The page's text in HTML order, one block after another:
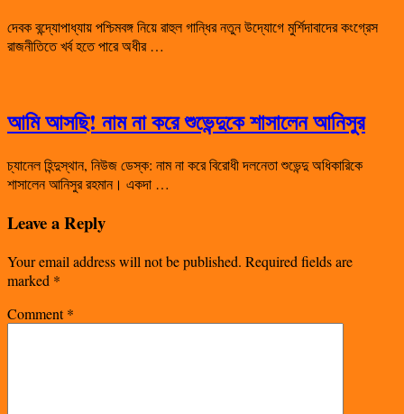
দেবক বন্দ্যোপাধ্যায় পশ্চিমবঙ্গ নিয়ে রাহুল গান্ধির নতুন উদ্যোগে মুর্শিদাবাদের কংগ্রেস
রাজনীতিতে খর্ব হতে পারে অধীর …
আমি আসছি! নাম না করে শুভেন্দুকে শাসালেন আনিসুর
চ্যানেল হিন্দুস্থান, নিউজ ডেস্ক: নাম না করে বিরোধী দলনেতা শুভেন্দু অধিকারিকে
শাসালেন আনিসুর রহমান। একদা …
Leave a Reply
Your email address will not be published. Required fields are
marked *
Comment*